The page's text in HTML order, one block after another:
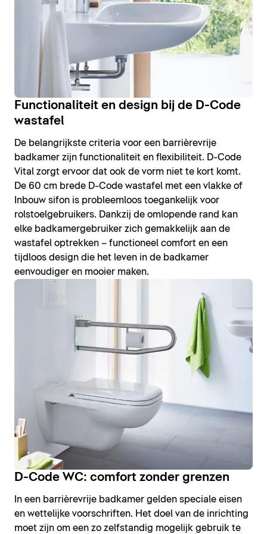
Functionaliteit en design bij de D-Code
wastafel
De belangrijkste criteria voor een barrièrevrije
badkamer zijn functionaliteit en flexibiliteit. D-Code
Vital zorgt ervoor dat ook de vorm niet te kort komt.
De 60 cm brede D-Code wastafel met een vlakke of
Inbouw sifon is probleemloos toegankelijk voor
rolstoelgebruikers. Dankzij de omlopende rand kan
elke badkamergebruiker zich gemakkelijk aan de
wastafel optrekken – functioneel comfort en een
tijdloos design die het leven in de badkamer
eenvoudiger en mooier maken.
D-Code WC: comfort zonder grenzen
In een barrièrevrije badkamer gelden speciale eisen
en wettelijke voorschriften. Het doel van de inrichting
moet zijn om een zo zelfstandig mogelijk gebruik te